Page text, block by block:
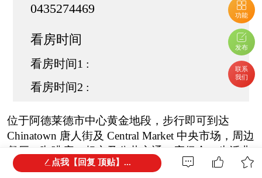
功能
发布
联系
我们
0435274469
看房时间
看房时间1 :
看房时间2 :
位于阿德莱德市中心黄金地段，步行即可到达
Chinatown 唐人街及 Central Market 中央市场，周边
餐厅、咖啡店、超市及公共交通一应俱全，生活非
常便利！点我【回复 顶贴】...